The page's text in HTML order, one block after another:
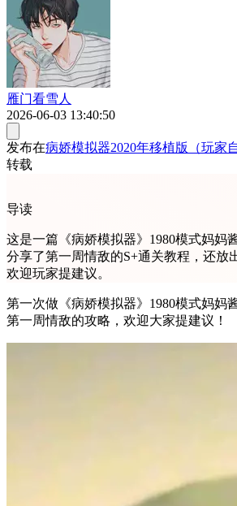
雁门看雪人
2026-06-03 13:40:50
发布在病娇模拟器2020年移植版（玩家
转载
导读
这是一篇《病娇模拟器》1980模式妈妈
分享了第一周情敌的S+通关教程，还放
欢迎玩家提建议。
第一次做《病娇模拟器》1980模式妈妈
第一周情敌的攻略，欢迎大家提建议！